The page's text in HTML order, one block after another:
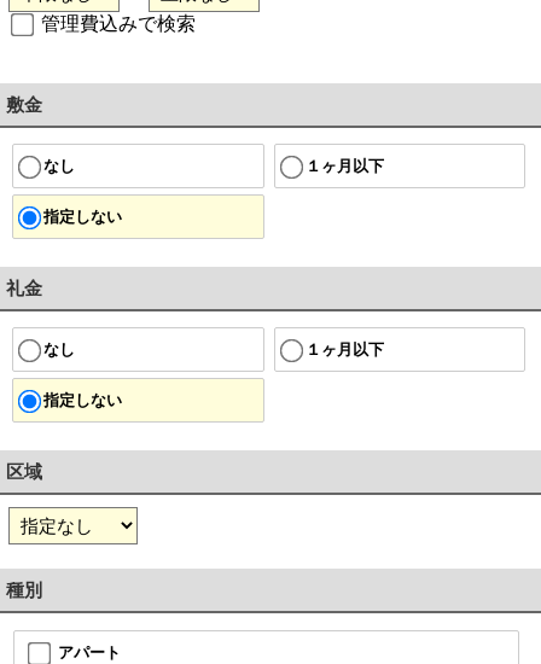
管理費込みで検索
敷金
なし １ヶ月以下
指定しない
礼金
なし １ヶ月以下
指定しない
区域
種別
アパート